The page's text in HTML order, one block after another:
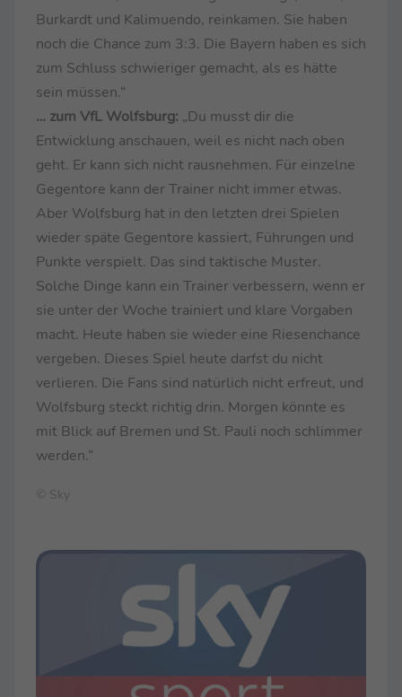
Burkardt und Kalimuendo, reinkamen. Sie haben
noch die Chance zum 3:3. Die Bayern haben es sich
zum Schluss schwieriger gemacht, als es hätte
sein müssen.“
… zum VfL Wolfsburg: „Du musst dir die
Entwicklung anschauen, weil es nicht nach oben
geht. Er kann sich nicht rausnehmen. Für einzelne
Gegentore kann der Trainer nicht immer etwas.
Aber Wolfsburg hat in den letzten drei Spielen
wieder späte Gegentore kassiert, Führungen und
Punkte verspielt. Das sind taktische Muster.
Solche Dinge kann ein Trainer verbessern, wenn er
sie unter der Woche trainiert und klare Vorgaben
macht. Heute haben sie wieder eine Riesenchance
vergeben. Dieses Spiel heute darfst du nicht
verlieren. Die Fans sind natürlich nicht erfreut, und
Wolfsburg steckt richtig drin. Morgen könnte es
mit Blick auf Bremen und St. Pauli noch schlimmer
werden.“
© Sky